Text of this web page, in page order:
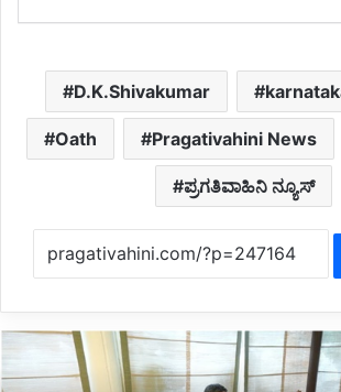
D.K.Shivakumar
Oath Pragativahini News
ಪ್ರಗತಿವಾಹಿನಿ ನ್ಯೂಸ್